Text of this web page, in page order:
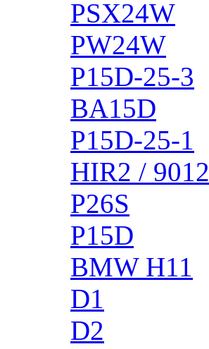
PSX24W
PW24W
P15D-25-3
BA15D
P15D-25-1
HIR2 / 9012
P26S
P15D
BMW H11
D1
D2